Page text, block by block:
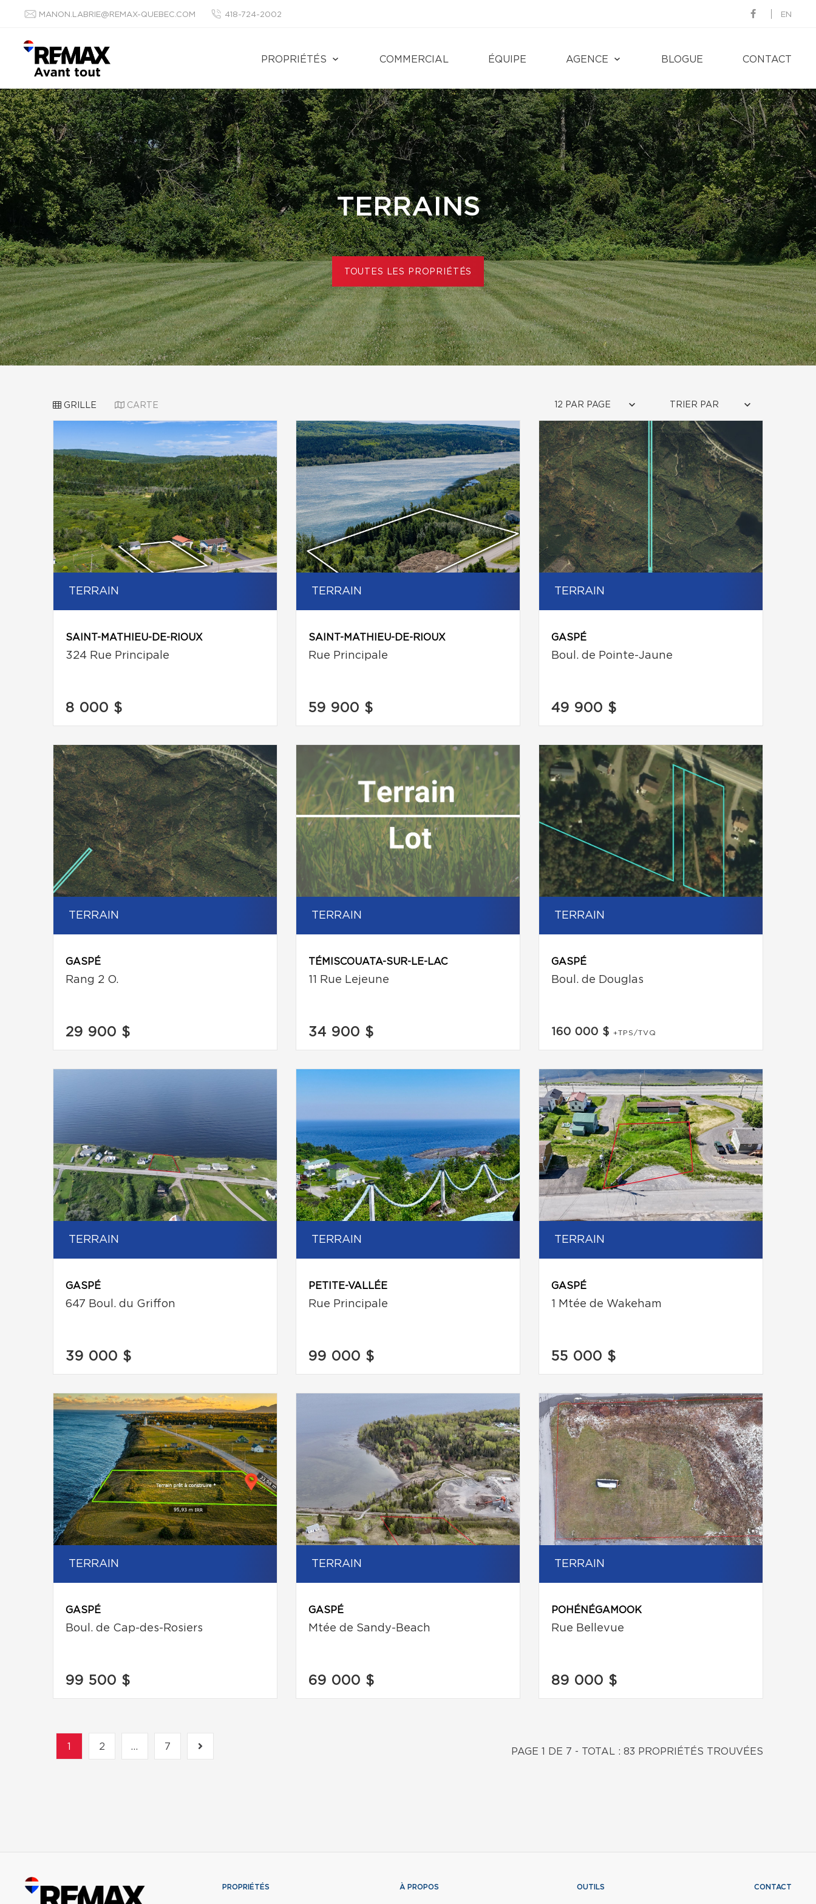
MANON.LABRIE@REMAX-QUEBEC.COM 418-724-2002 EN
PROPRIÉTÉS COMMERCIAL ÉQUIPE AGENCE BLOGUE CONTACT
TERRAINS
TOUTES LES PROPRIÉTÉS
GRILLE CARTE 12 PAR PAGE TRIER PAR
TERRAIN
SAINT-MATHIEU-DE-RIOUX
324 Rue Principale
8 000 $
TERRAIN
SAINT-MATHIEU-DE-RIOUX
Rue Principale
59 900 $
TERRAIN
GASPÉ
Boul. de Pointe-Jaune
49 900 $
TERRAIN
GASPÉ
Rang 2 O.
29 900 $
TERRAIN
TÉMISCOUATA-SUR-LE-LAC
11 Rue Lejeune
34 900 $
TERRAIN
GASPÉ
Boul. de Douglas
160 000 $ +TPS/TVQ
TERRAIN
GASPÉ
647 Boul. du Griffon
39 000 $
TERRAIN
PETITE-VALLÉE
Rue Principale
99 000 $
TERRAIN
GASPÉ
1 Mtée de Wakeham
55 000 $
TERRAIN
GASPÉ
Boul. de Cap-des-Rosiers
99 500 $
TERRAIN
GASPÉ
Mtée de Sandy-Beach
69 000 $
TERRAIN
POHÉNÉGAMOOK
Rue Bellevue
89 000 $
1 2 ... 7 PAGE 1 DE 7 - TOTAL : 83 PROPRIÉTÉS TROUVÉES
PROPRIÉTÉS À PROPOS OUTILS CONTACT